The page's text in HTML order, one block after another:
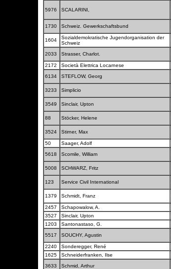
5976 SCALARINI,
1730
Schweiz. Gewerkschaftsbund
1604
Sozialdemokratische Jugendorganisation der
Schweiz
2033 Strasser, Charlot.
2172 Società Elettrica Locarnese
6134
STEFLOW, Georg
3233
Simplicio
3549 Sinclair, Upton
88 Stöcker, Helene
3524 Stirner, Max
50 Saager, Adolf
5618
Scomile, William
5008 SCHWARZ, Fritz
123 Service Civil International
1379
Schmidt, Franz
2457
Schapowalow, A.
3527
Sinclair, Upton
1203
Santonastaso, G.
5517
SOUCHY, Agustin
2240 Sonderegger, René
1625
Schneiderfranken, Ilse
3633
Schmid, Arthur